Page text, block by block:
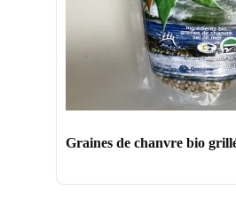
Graines de chanvre bio